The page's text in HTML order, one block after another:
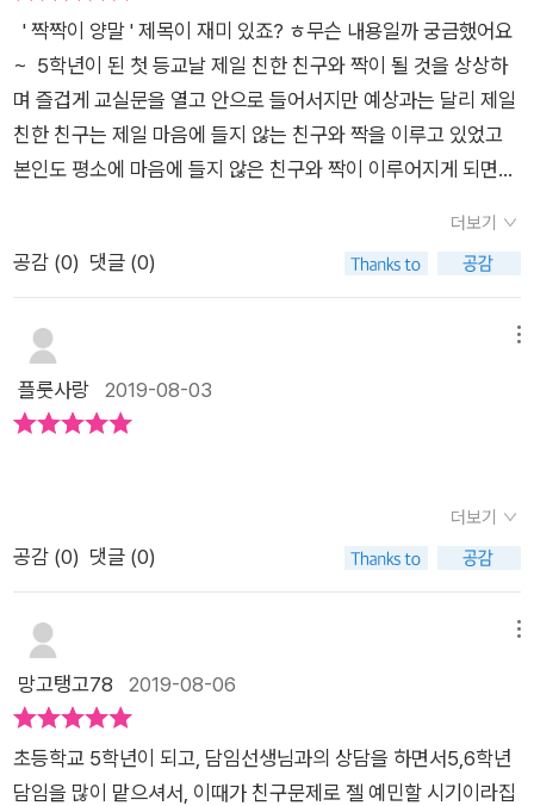
등학교 시절을 떠올려보기도 했고,딸의 학교 생활을 상상해볼 수
있었어요.친구들에게 느끼는 우정과친구로부터 받는 상처들을
통해아이들은 한뼘 더 성장해나가겠죠.그리고 자신의 꿈도 분명
찾아나갈거예요! 질풍노도와도 같은 초등 고학년 아이들의 모습
을 잘 담아낸 책<짝짝이 양말>을 초등학생과 부모님들께 추천
이 생기면멋진 조력자가 되어주기도 해요. 앙숙으로 여긴 하나의
짝꿍 정균이~난 어쩐지 처음부터 이녀석이 맘에 들었어요 ㅎ츤
데레인지 하나의 주변을 맴도는게 멋져 보이기까지 했죠내딸 주
변에도 이런 친구가 있음 좋겠다 싶었구요^^1학년 때 함께 놀던
시절을좋은 추억을 간직하고 있던 정균이의 마음을하나는 몇달
이 지나서야 알게 되죠그런 정균이에게 고마운 마음을 담뿍 담아
서 정균이 얼굴을 그려요승주만 보느라 다른 아이들을 깊이 살펴
으로 점점 돌아와요<짝짝이 양말> 을 읽고단짝 친구나 삼삼오
오 무리지어 노는 모습다수의 아이가 한명의 아이를 이상한 시선
으로 보는 모습이우리 아이들의 학교 생활가 크게 다르지 않을 것
같아서,하나처럼 단짝 친구만 바라보며그 친구로 인해 학교 생활
친구가 생각났다고 하더라구요.그 친구에게 선물해 주고 싶다길
래 흔쾌히 허락했죠단짝이란 무엇일까? 우정이란 무엇일까? 꿈
이란, 씩씩함이란, 운명이란, 나다움이란? 작가가 던지는 질문에
딸아이의 친구도 본인의 모습을 먼저 찾고 사랑하게 되길 바래봅
니다. 고학년 여자 친구들이 공감할 내용일 많을거예요.
' 짝짝이 양말 ' 제목이 재미 있죠? ㅎ무슨 내용일까 궁금했어요
~ 5학년이 된 첫 등교날 제일 친한 친구와 짝이 될 것을 상상하
며 즐겁게 교실문을 열고 안으로 들어서지만 예상과는 달리 제일
친한 친구는 제일 마음에 들지 않는 친구와 짝을 이루고 있었고
본인도 평소에 마음에 들지 않은 친구와 짝이 이루어지게 되면서
하는 것도 잠시 그날따라 짝짝이로 신고온 양말이 눈에 띄게 되
고, 모든 것이 짝짝이 양말로 인해 문제가 생긴것만 같은 생각이
들지만 정작 문제는 짝짝이 양말이 아닌 저마다의 다른 생각와 오
해로 인한 것이었음을 알려주고 각자의 눈높이에 맞추어 반친구
들과 오해를 풀고 다시금 학교생활에 적응해 나가는 모습을 통하
여 우리에게 큰 교훈을 주는 책입니다 유리로 인해 승주와 사이
임으로 오시고 앙숙인 정균이가 짝이 되어 혼란한 5학년 생활을
하나는 시작하게 되었어요. 승주와의 사이를 회복하려다 다른 친
게 되면서승주와의 우정에 대해서 그리고 친구관계에 대해서 생
각을 하게 되네요. 아이들은 이런 과정을 거치고 성숙해나갈 거라
는 생각을 하며 책 속 정나래 선생님이 하나에게 한 것처럼 뒤에
서 응원해주는 어른이 되어야겠다는 생각을 하게 되었답니다.
더보기
공감 (0) 댓글 (0)
플룻사랑 2019-08-03
더보기
공감 (0) 댓글 (0)
망고탱고78 2019-08-06
초등학교 5학년이 되고, 담임선생님과의 상담을 하면서5,6학년
담임을 많이 맡으셔서, 이때가 친구문제로 젤 예민할 시기이라집